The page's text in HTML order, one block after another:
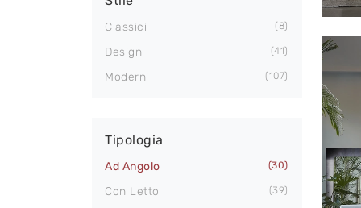
Classici 8
Design 41
Moderni 107
Tipologia
Ad Angolo 30
Con Letto 39